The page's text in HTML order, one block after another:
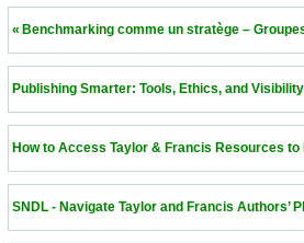
« Benchmarking comme un stratège –
Publishing Smarter: Tools, Ethics, and
How to Access Taylor & Francis
SNDL - Navigate Taylor and Francis